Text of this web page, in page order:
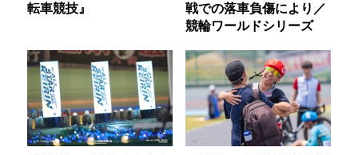
転車競技』
戦での落車負傷により／
競輪ワールドシリーズ